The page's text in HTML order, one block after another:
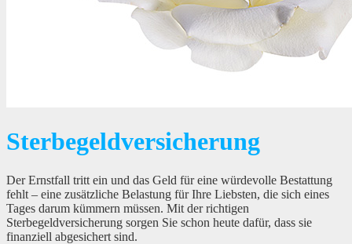
Sterbegeldversicherung
Der Ernstfall tritt ein und das Geld für eine würdevolle Bestattung
fehlt – eine zusätzliche Belastung für Ihre Liebsten, die sich eines
Tages darum kümmern müssen. Mit der richtigen
Sterbegeldversicherung sorgen Sie schon heute dafür, dass sie
finanziell abgesichert sind.